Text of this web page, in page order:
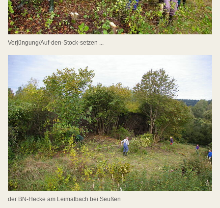
Verjüngung/Auf-den-Stock-setzen ...
der BN-Hecke am Leimatbach bei Seußen